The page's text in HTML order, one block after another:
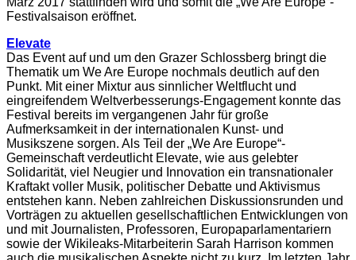
Festivalsaison eröffnet.
Elevate
Das Event auf und um den Grazer Schlossberg bringt die
Thematik um We Are Europe nochmals deutlich auf den
Punkt. Mit einer Mixtur aus sinnlicher Weltflucht und
eingreifendem Weltverbesserungs-Engagement konnte das
Festival bereits im vergangenen Jahr für große
Aufmerksamkeit in der internationalen Kunst- und
Musikszene sorgen. Als Teil der „We Are Europe“-
Gemeinschaft verdeutlicht Elevate, wie aus gelebter
Solidarität, viel Neugier und Innovation ein transnationaler
Kraftakt voller Musik, politischer Debatte und Aktivismus
entstehen kann. Neben zahlreichen Diskussionsrunden und
Vorträgen zu aktuellen gesellschaftlichen Entwicklungen von
und mit Journalisten, Professoren, Europaparlamentariern
sowie der Wikileaks-Mitarbeiterin Sarah Harrison kommen